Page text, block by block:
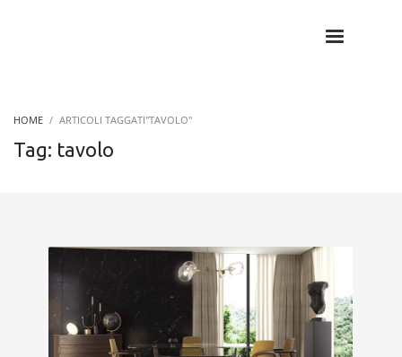
HOME ARTICOLI TAGGATI"TAVOLO"
Tag: tavolo